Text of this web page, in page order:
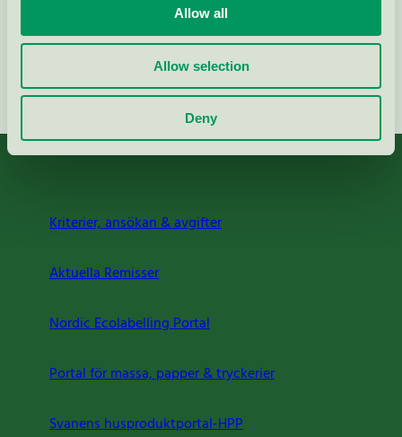
Allow all
Allow selection
Deny
Kriterier, ansökan & avgifter
Aktuella Remisser
Nordic Ecolabelling Portal
Portal för massa, papper & tryckerier
Svanens husproduktportal-HPP